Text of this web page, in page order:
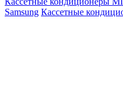
Samsung Кассетные